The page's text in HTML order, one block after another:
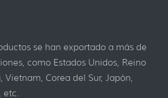
se han exportado a más de
como Estados Unidos, Reino
Vietnam, Corea del Sur, Japón,
etc.